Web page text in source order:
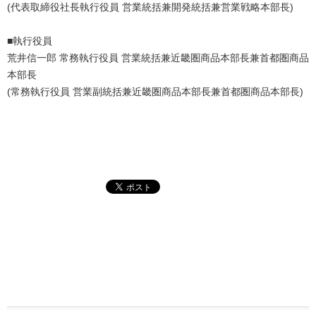
(代表取締役社⻑執⾏役員 営業統括兼開発統括兼営業戦略本部⻑)
■執行役員
荒井信⼀郎 常務執⾏役員 営業統括兼近畿圏商品本部⻑兼⾸都圏商品
本部⻑
(常務執⾏役員 営業副統括兼近畿圏商品本部⻑兼⾸都圏商品本部⻑)